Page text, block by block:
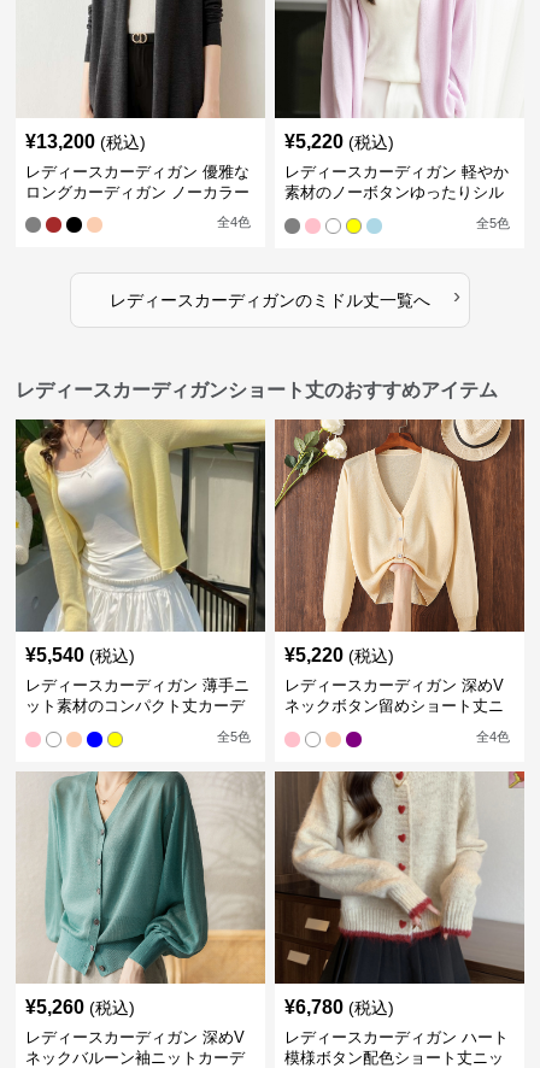
¥13,200 (税込)
レディースカーディガン 優雅な
ロングカーディガン ノーカラー
全4色
¥5,220 (税込)
レディースカーディガン 軽やか
素材のノーボタンゆったりシル
全5色
レディースカーディガンのミドル丈一覧へ ›
レディースカーディガンショート丈のおすすめアイテム
¥5,540 (税込)
レディースカーディガン 薄手ニ
ット素材のコンパクト丈カーデ
全5色
¥5,220 (税込)
レディースカーディガン 深めV
ネックボタン留めショート丈ニ
全4色
¥5,260 (税込)
レディースカーディガン 深めV
ネックバルーン袖ニットカーデ
¥6,780 (税込)
レディースカーディガン ハート
模様ボタン配色ショート丈ニッ